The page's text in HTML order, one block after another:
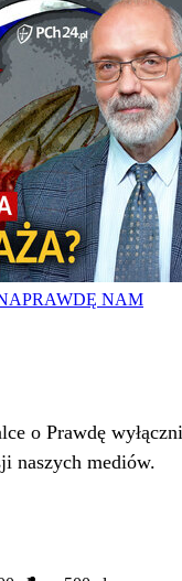
NAM
o Prawdę
naszych mediów.